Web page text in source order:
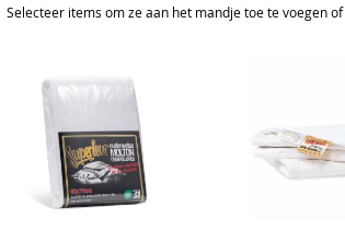
Selecteer items om ze aan het mandje toe te voegen of